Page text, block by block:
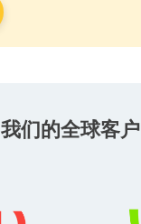
我们的全球客户